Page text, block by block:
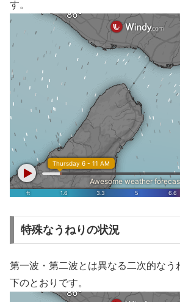
す。
特殊なうねりの状況
第一波・第二波とは異なる二次的なう
下のとおりです。